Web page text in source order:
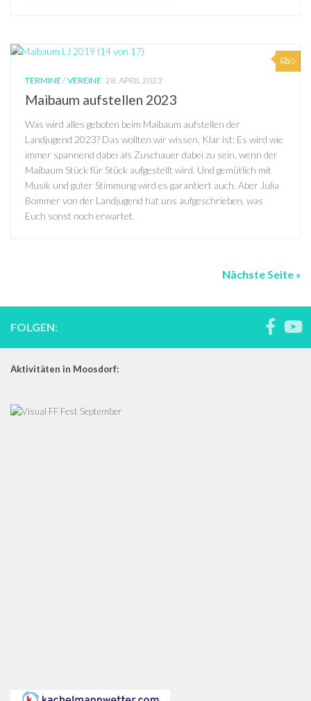
0
TERMINE/VEREINE 28. APRIL 2023
Maibaum aufstellen 2023
Was wird alles geboten beim Maibaum aufstellen der
Landjugend 2023? Das wollten wir wissen. Klar ist: Es wird wie
immer spannend dabei als Zuschauer dabei zu sein, wenn der
Maibaum Stück für Stück aufgestellt wird. Und gemütlich mit
Musik und guter Stimmung wird es garantiert auch. Aber Julia
Bommer von der Landjugend hat uns aufgeschrieben, was
Euch sonst noch erwartet.
Nächste Seite »
FOLGEN:
Aktivitäten in Moosdorf: